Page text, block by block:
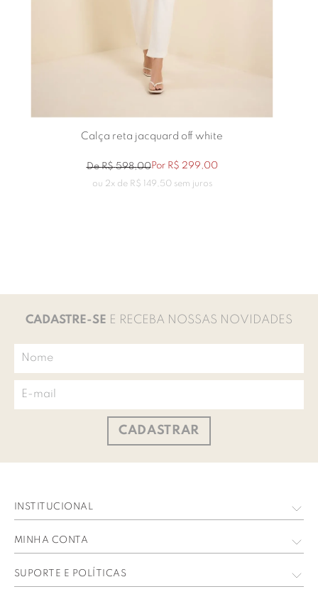
Calça reta jacquard off white
DeR$ 598,00Por R$ 299,00
ou 2x de R$ 149 50sem juros
CADASTRE-SE E RECEBA NOSSAS NOVIDADES
CADASTRAR
INSTITUCIONAL
Quem Somos
MINHA CONTA
Meus Dados
SUPORTE E POLÍTICAS